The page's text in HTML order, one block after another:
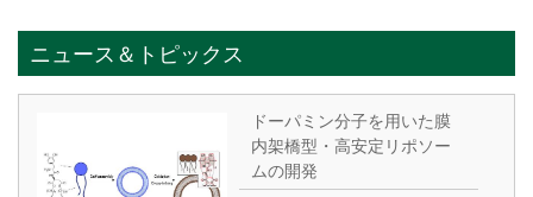
ニュース＆トピックス
ドーパミン分子を用いた膜
内架橋型・高安定リポソー
ムの開発